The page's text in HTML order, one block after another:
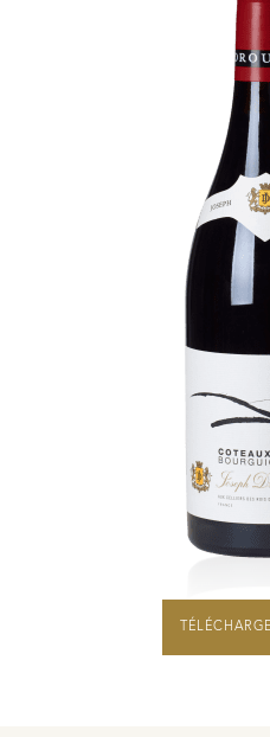
Visites & Dégustations
Expériences inédites
Balades dans les vignes
Recrutement Vendangeurs